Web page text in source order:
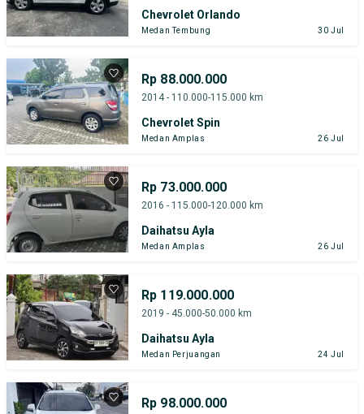
Chevrolet Orlando
Medan Tembung 30 Jul
Rp 88.000.000
2014 - 110.000-115.000 km
Chevrolet Spin
Medan Amplas 26 Jul
Rp 73.000.000
2016 - 115.000-120.000 km
Daihatsu Ayla
Medan Amplas 26 Jul
Rp 119.000.000
2019 - 45.000-50.000 km
Daihatsu Ayla
Medan Perjuangan 24 Jul
Rp 98.000.000